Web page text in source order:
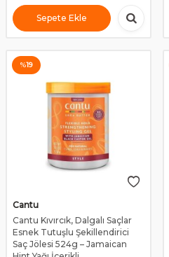
Sepete Ekle
%19
Cantu
Cantu Kıvırcık, Dalgalı Saçlar
Esnek Tutuşlu Şekillendirici
Saç Jölesi 524g – Jamaican